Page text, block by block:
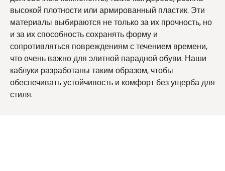
высокой плотности или армированный пластик. Эти
материалы выбираются не только за их прочность, но
и за их способность сохранять форму и
сопротивляться повреждениям с течением времени,
что очень важно для элитной парадной обуви. Наши
каблуки разработаны таким образом, чтобы
обеспечивать устойчивость и комфорт без ущерба для
стиля.